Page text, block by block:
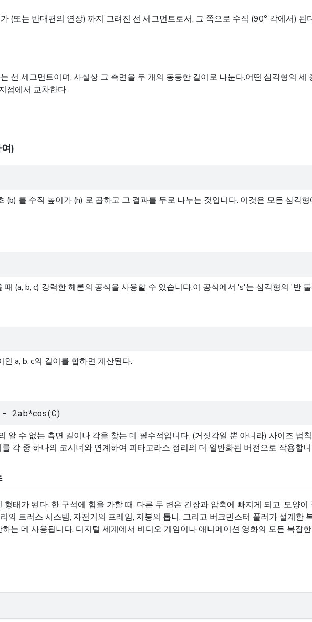
(또는 반대편의 연장) 까지 그려진 선 세그먼트로서, 그 쪽으로 수직 (90° 각에서) 된
선 세그먼트이며, 사실상 그 측면을 두 개의 동등한 길이로 나눈다.어떤 삼각형의
점에서 교차한다.
)
를 수직 높이가 (h) 로 곱하고 그 결과를 두로 나누는 것입니다. 이것은 모든 삼각
(a, b, c) 강력한 헤론의 공식을 사용할 수 있습니다.이 공식에서 's'는 삼각형의 '반
a, b, c의 길이를 합하면 계산된다.
2ab*cos(C)
알 수 없는 측면 길이나 각을 찾는 데 필수적입니다. (거짓각일 뿐 아니라) 사이즈 법
각 중 하나의 코시너와 연계하여 피타고라스 정리의 더 일반화된 버전으로 작용합
태가 된다. 한 구석에 힘을 가할 때, 다른 두 변은 긴장과 압축에 빠지게 되고, 모양
의 트러스 시스템, 자전거의 프레임, 지붕의 톱니, 그리고 버크민스터 풀러가 설계한
는 데 사용됩니다. 디지털 세계에서 비디오 게임이나 애니메이션 영화의 모든 복잡